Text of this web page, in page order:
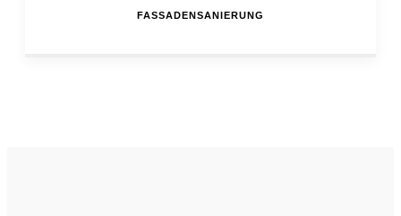
FASSADENSANIERUNG